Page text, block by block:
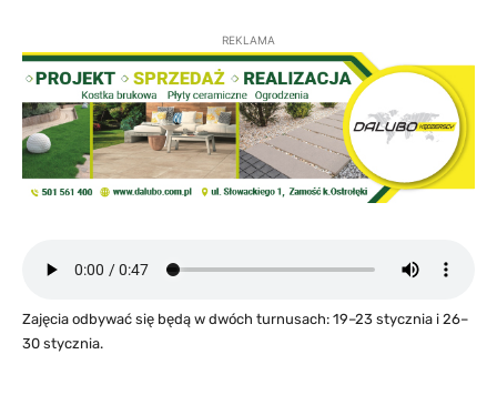
REKLAMA
Zajęcia odbywać się będą w dwóch turnusach: 19–23 stycznia i 26–
30 stycznia.